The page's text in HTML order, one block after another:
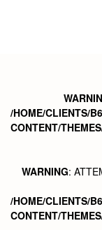
/HOME/CLIENTS/
CONTENT/
WARNING:
/HOME/CLIENTS/
CONTENT/